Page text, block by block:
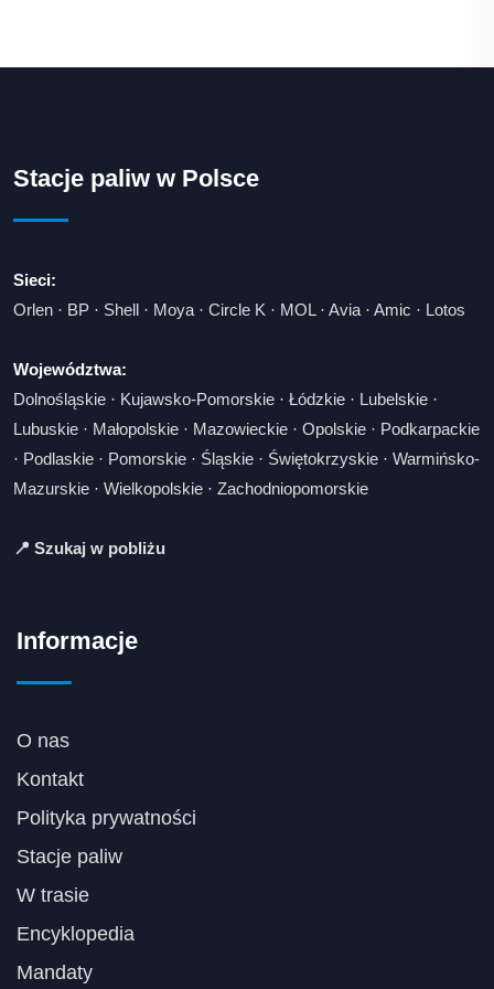
Stacje paliw w Polsce
Sieci:
Orlen · BP · Shell · Moya · Circle K · MOL· Avia · Amic · Lotos
Województwa:
Dolnośląskie · Kujawsko-Pomorskie · Łódzkie · Lubelskie ·
Lubuskie · Małopolskie · Mazowieckie · Opolskie · Podkarpackie
· Podlaskie · Pomorskie · Śląskie · Świętokrzyskie · Warmińsko-
Mazurskie · Wielkopolskie · Zachodniopomorskie
📍 Szukaj w pobliżu
Informacje
O nas
Kontakt
Polityka prywatności
Stacje paliw
W trasie
Encyklopedia
Mandaty